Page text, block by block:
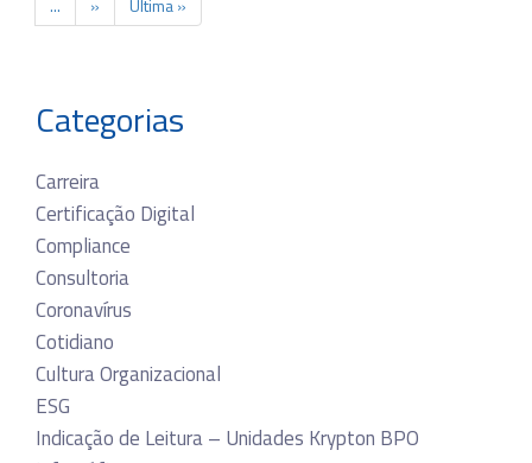
...
» Última »
Categorias
Carreira
Certificação Digital
Compliance
Consultoria
Coronavírus
Cotidiano
Cultura Organizacional
ESG
Indicação de Leitura – Unidades Krypton BPO